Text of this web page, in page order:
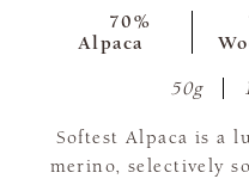
70%
Alpaca
50g
Softest Alpaca is a
merino, selectively